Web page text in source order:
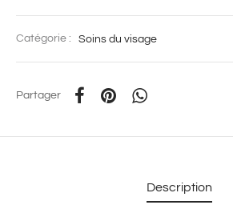
Catégorie : Soins du visage
Partager
Description